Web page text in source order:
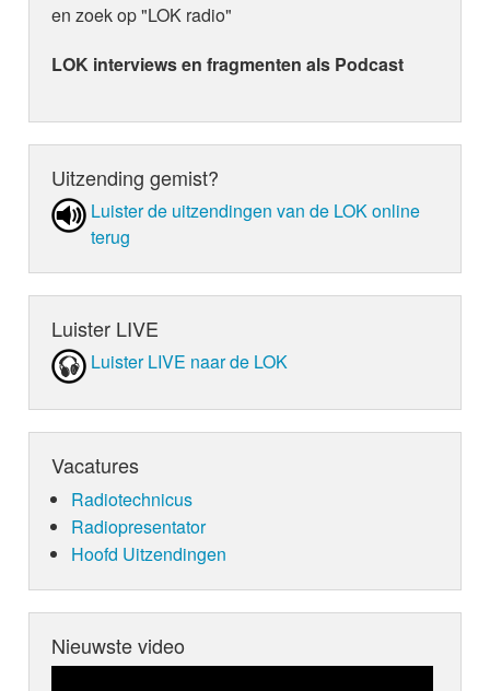
en zoek op "LOK radio"
LOK interviews en fragmenten als Podcast
Uitzending gemist?
Luister de uit­zen­din­gen van de LOK online
terug
Luister LIVE
Luister LIVE naar de LOK
Vacatures
Radiotechnicus
Radiopresentator
Hoofd Uitzendingen
Nieuwste video